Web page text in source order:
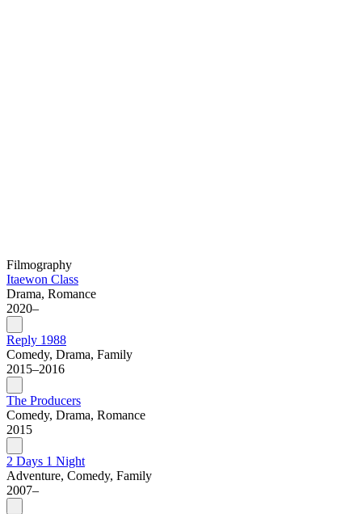
Filmography
Itaewon Class
Drama, Romance
2020–
Reply 1988
Comedy, Drama, Family
2015–2016
The Producers
Comedy, Drama, Romance
2015
2 Days 1 Night
Adventure, Comedy, Family
2007–